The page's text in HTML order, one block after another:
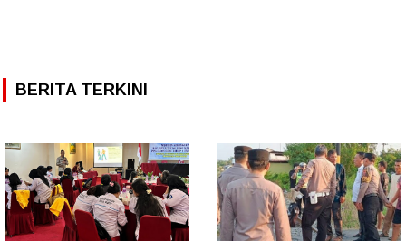
BERITA TERKINI